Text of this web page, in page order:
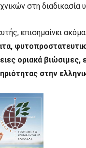
στη
επισημαίνει ακόμα
οριακά
στην